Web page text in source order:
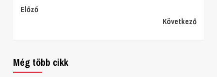
Continue
Előző
Következő
Még több cikk